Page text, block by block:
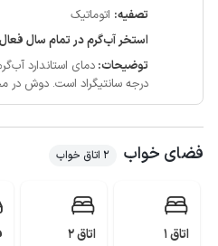
تصفیه: اتوماتیک
استخر آب‌گرم در تمام سال
توضیحات:
درجه سانتیگراد است. دوش در
فضای خواب 2 اتاق خواب
اتاق 1 اتاق 2